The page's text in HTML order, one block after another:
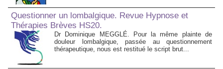
Questionner un lombalgique. Revue Hypnose et
Thérapies Brèves HS20.
Dr Dominique MEGGLÉ. Pour la même plainte de
douleur lombalgique, passée au questionnement
thérapeutique, nous est restitué le script brut...